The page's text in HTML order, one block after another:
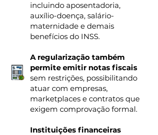
incluindo aposentadoria,
auxílio-doença, salário-
maternidade e demais
benefícios do INSS.
A regularização também
permite emitir notas fiscais
sem restrições, possibilitando
atuar com empresas,
marketplaces e contratos que
exigem comprovação formal.
Instituições financeiras